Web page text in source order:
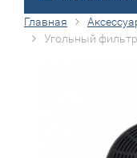
Главная
Угольный